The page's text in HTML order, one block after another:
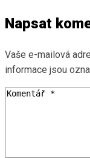
Napsat
Vaše e-mailová
informace jsou